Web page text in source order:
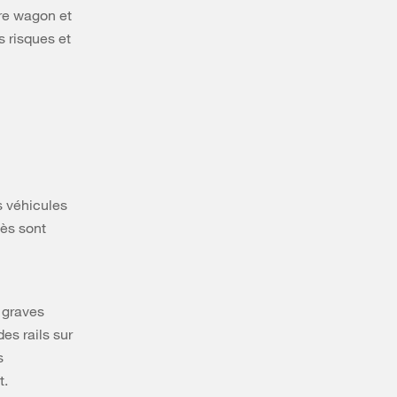
wagon et
risques et
véhicules
sont
rails sur